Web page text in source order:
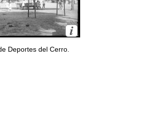
Deportes del Cerro.